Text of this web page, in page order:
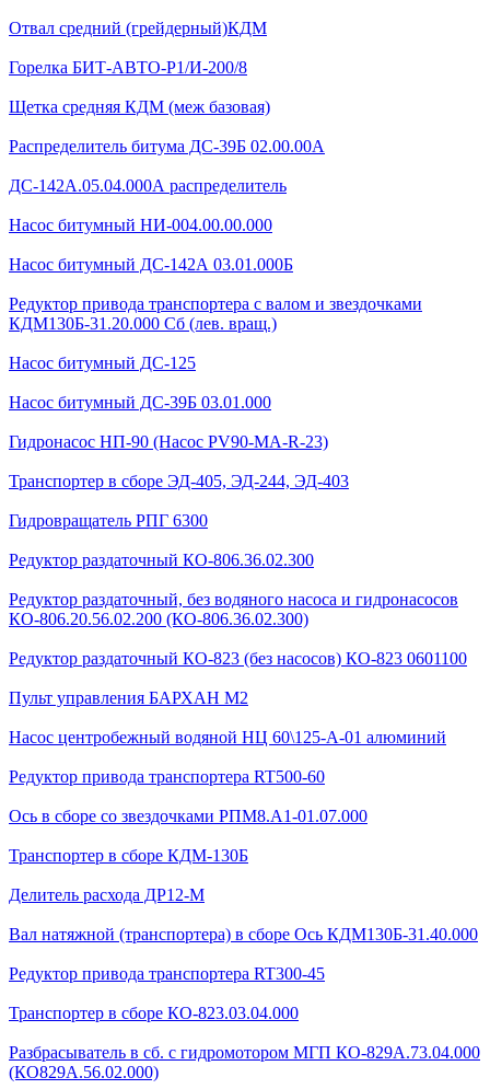
Отвал средний (грейдерный)КДМ
Горелка БИТ-АВТО-Р1/И-200/8
Щетка средняя КДМ (меж базовая)
Распределитель битума ДС-39Б 02.00.00А
ДС-142А.05.04.000А распределитель
Насос битумный НИ-004.00.00.000
Насос битумный ДС-142А 03.01.000Б
Редуктор привода транспортера с валом и звездочками
КДМ130Б-31.20.000 Сб (лев. вращ.)
Насос битумный ДС-125
Насос битумный ДС-39Б 03.01.000
Гидронасос НП-90 (Насос PV90-MA-R-23)
Транспортер в сборе ЭД-405, ЭД-244, ЭД-403
Гидровращатель РПГ 6300
Редуктор раздаточный КО-806.36.02.300
Редуктор раздаточный, без водяного насоса и гидронасосов
КО-806.20.56.02.200 (КО-806.36.02.300)
Редуктор раздаточный КО-823 (без насосов) КО-823 0601100
Пульт управления БАРХАН М2
Насос центробежный водяной НЦ 60\125-А-01 алюминий
Редуктор привода транспортера RT500-60
Ось в сборе со звездочками РПМ8.А1-01.07.000
Транспортер в сборе КДМ-130Б
Делитель расхода ДР12-М
Вал натяжной (транспортера) в сборе Ось КДМ130Б-31.40.000
Редуктор привода транспортера RT300-45
Транспортер в сборе КО-823.03.04.000
Разбрасыватель в сб. с гидромотором МГП КО-829А.73.04.000
(КО829А.56.02.000)